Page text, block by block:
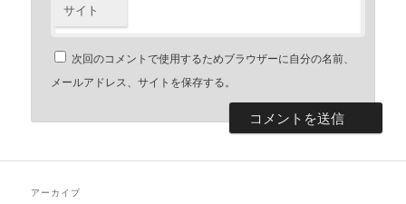
サイト
次回のコメントで使用するためブラウザーに自分の名前、
メールアドレス、サイトを保存する。
アーカイブ